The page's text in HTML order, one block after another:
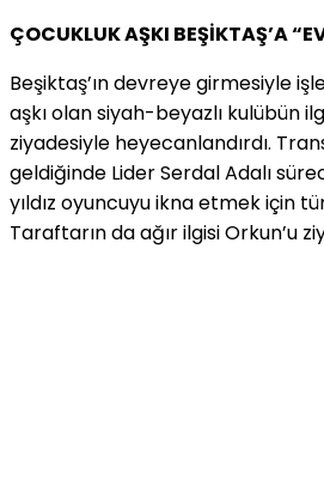
ÇOCUKLUK AŞKI BEŞİKTAŞ’A
Beşiktaş’ın devreye girmesiyle
aşkı olan siyah-beyazlı kulübün
ziyadesiyle heyecanlandırdı.
geldiğinde Lider Serdal Adalı
yıldız oyuncuyu ikna etmek için
Taraftarın da ağır ilgisi Orkun’u